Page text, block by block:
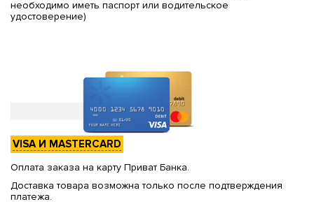
необходимо иметь паспорт или водительское
удостоверение)
VISA И MASTERCARD
Оплата заказа на карту Приват Банка.
Доставка товара возможна только после подтверждения
платежа.